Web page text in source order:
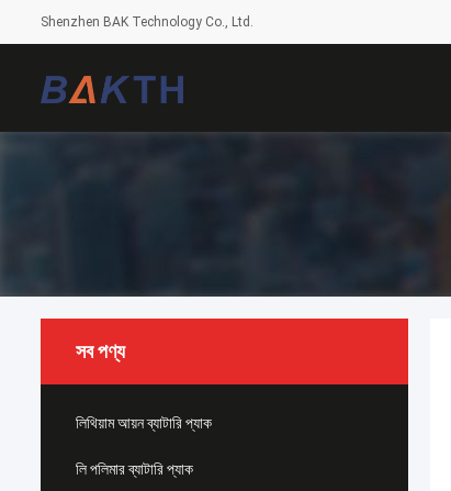
Shenzhen BAK Technology Co., Ltd.
সব পণ্য
লিথিয়াম আয়ন ব্যাটারি প্যাক
লি পলিমার ব্যাটারি প্যাক